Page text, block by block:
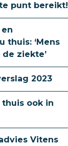
punt bereikt!
thuis: ‘Mens
ziekte’
2023
ook in
Vitens